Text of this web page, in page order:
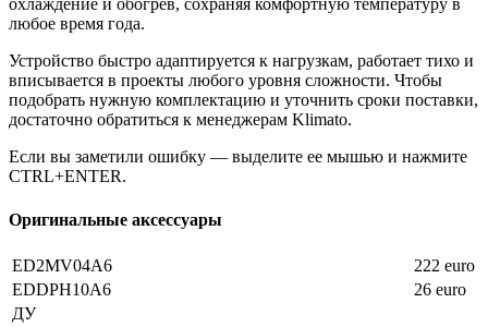
охлаждение и обогрев, сохраняя комфортную температуру в
любое время года.
Устройство быстро адаптируется к нагрузкам, работает тихо и
вписывается в проекты любого уровня сложности. Чтобы
подобрать нужную комплектацию и уточнить сроки поставки,
достаточно обратиться к менеджерам Klimato.
Если вы заметили ошибку — выделите ее мышью и нажмите
CTRL+ENTER.
Оригинальные аксессуары
ED2MV04A6
222 euro
EDDPH10A6
26 euro
ДУ